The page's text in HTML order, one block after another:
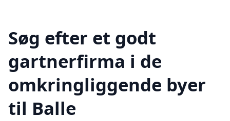
Søg efter et godt
gartnerfirma i de
omkringliggende byer
til Balle